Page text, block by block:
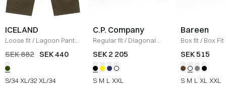
ICELAND
Loose fit/ Lagoon Pants
/ OLIVE
SEK 882 SEK 440
S/34 XL/32 XL/34
C.P. Company
Regular fit/ Diagonal
Raised Fleece Crew
SEK 2 205
S M L XXL
Bareen
Box fit/ Box Fit
shirt /WHITE
SEK 515
S M L XL XXL